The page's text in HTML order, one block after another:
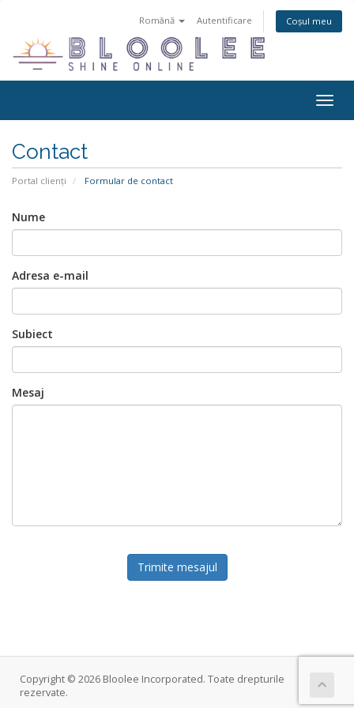
Română Autentificare Coșul meu
Contact
Portal clienți Formular de contact
Nume
Adresa e-mail
Subiect
Mesaj
Trimite mesajul
Copyright © 2026 Bloolee Incorporated. Toate drepturile
rezervate.